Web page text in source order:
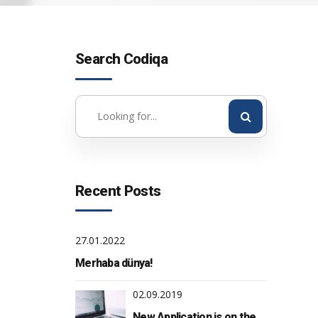
Search Codiqa
Recent Posts
27.01.2022
Merhaba dünya!
02.09.2019